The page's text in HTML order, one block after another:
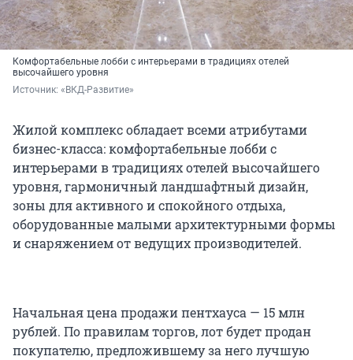
Комфортабельные лобби с интерьерами в традициях отелей
высочайшего уровня
Источник: «ВКД-Развитие»
Жилой комплекс обладает всеми атрибутами
бизнес-класса: комфортабельные лобби с
интерьерами в традициях отелей высочайшего
уровня, гармоничный ландшафтный дизайн,
зоны для активного и спокойного отдыха,
оборудованные малыми архитектурными формы
и снаряжением от ведущих производителей.
Начальная цена продажи пентхауса — 15 млн
рублей. По правилам торгов, лот будет продан
покупателю, предложившему за него лучшую